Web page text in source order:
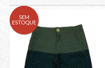
SEM
ESTOQUE